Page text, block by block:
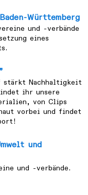
Württemberg
und -verbände
eines
stärkt Nachhaltigkeit
ihr unsere
von Clips
vorbei und findet
und
und -verbände.